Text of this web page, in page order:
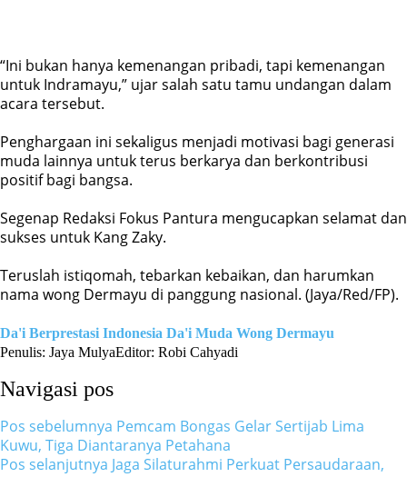
“Ini bukan hanya kemenangan pribadi, tapi kemenangan
untuk Indramayu,” ujar salah satu tamu undangan dalam
acara tersebut.
Penghargaan ini sekaligus menjadi motivasi bagi generasi
muda lainnya untuk terus berkarya dan berkontribusi
positif bagi bangsa.
Segenap Redaksi Fokus Pantura mengucapkan selamat dan
sukses untuk Kang Zaky.
Teruslah istiqomah, tebarkan kebaikan, dan harumkan
nama wong Dermayu di panggung nasional. (Jaya/Red/FP).
Da'i Berprestasi Indonesia Da'i Muda Wong Dermayu
Penulis: Jaya MulyaEditor: Robi Cahyadi
Navigasi pos
Pos sebelumnya Pemcam Bongas Gelar Sertijab Lima
Kuwu, Tiga Diantaranya Petahana
Pos selanjutnya Jaga Silaturahmi Perkuat Persaudaraan,